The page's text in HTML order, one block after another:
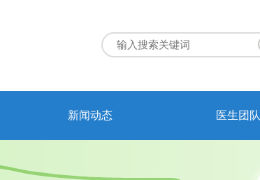
新闻动态 医生团队